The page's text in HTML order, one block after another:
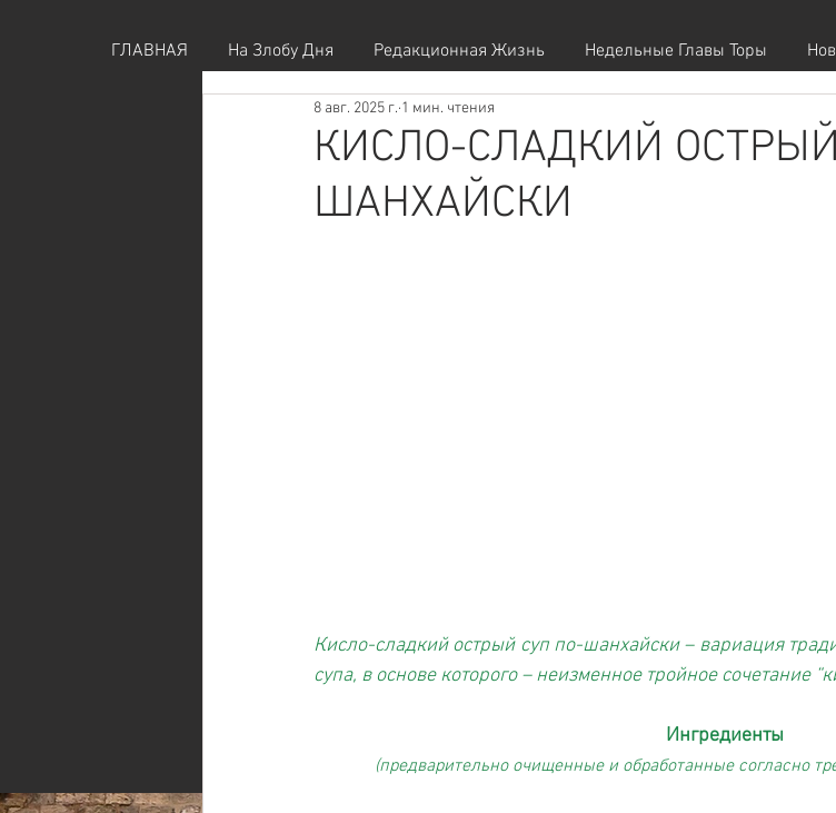
ГЛАВНАЯ На Злобу Дня Редакционная Жизнь Недельные Главы Торы
КИСЛО-СЛАДКИЙ
ШАНХАЙСКИ
8 авг. 2025 г. 1 мин. чтения
Кисло-сладкий острый суп по-шанхайски – вариация
супа, в основе которого – неизменное тройное сочетание
Ингредиенты
(предварительно очищенные и обработанные согласно